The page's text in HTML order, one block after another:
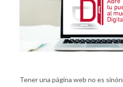
Tener una página web no es